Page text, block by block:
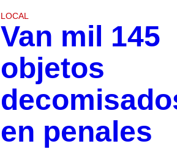
LOCAL
Van mil 145
objetos
en penales